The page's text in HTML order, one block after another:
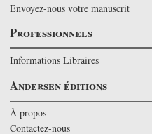
Envoyez-nous votre manuscrit
Professionnels
Informations Libraires
Andersen éditions
À propos
Contactez-nous